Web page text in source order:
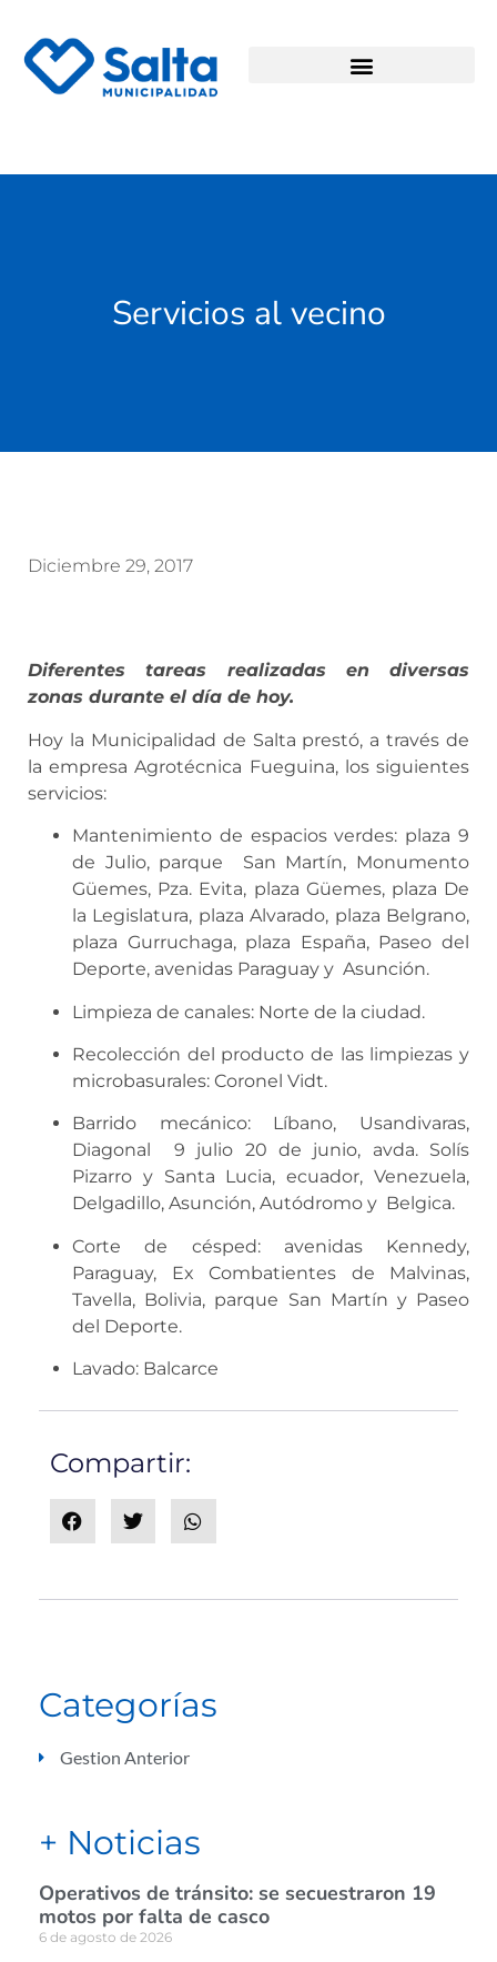
Servicios al vecino
Diciembre 29, 2017
Diferentes tareas realizadas en diversas
zonas durante el día de hoy.
Hoy la Municipalidad de Salta prestó, a través de
la empresa Agrotécnica Fueguina, los siguientes
servicios:
Mantenimiento de espacios verdes: plaza 9
de Julio, parque San Martín, Monumento
Güemes, Pza. Evita, plaza Güemes, plaza De
la Legislatura, plaza Alvarado, plaza Belgrano,
plaza Gurruchaga, plaza España, Paseo del
Deporte, avenidas Paraguay y Asunción.
Limpieza de canales: Norte de la ciudad.
Recolección del producto de las limpiezas y
microbasurales: Coronel Vidt.
Barrido mecánico: Líbano, Usandivaras,
Diagonal 9 julio 20 de junio, avda. Solís
Pizarro y Santa Lucia, ecuador, Venezuela,
Delgadillo, Asunción, Autódromo y Belgica.
Corte de césped: avenidas Kennedy,
Paraguay, Ex Combatientes de Malvinas,
Tavella, Bolivia, parque San Martín y Paseo
del Deporte.
Lavado: Balcarce
Compartir:
Categorías
Gestion Anterior
+ Noticias
Operativos de tránsito: se secuestraron 19
motos por falta de casco
6 de agosto de 2026